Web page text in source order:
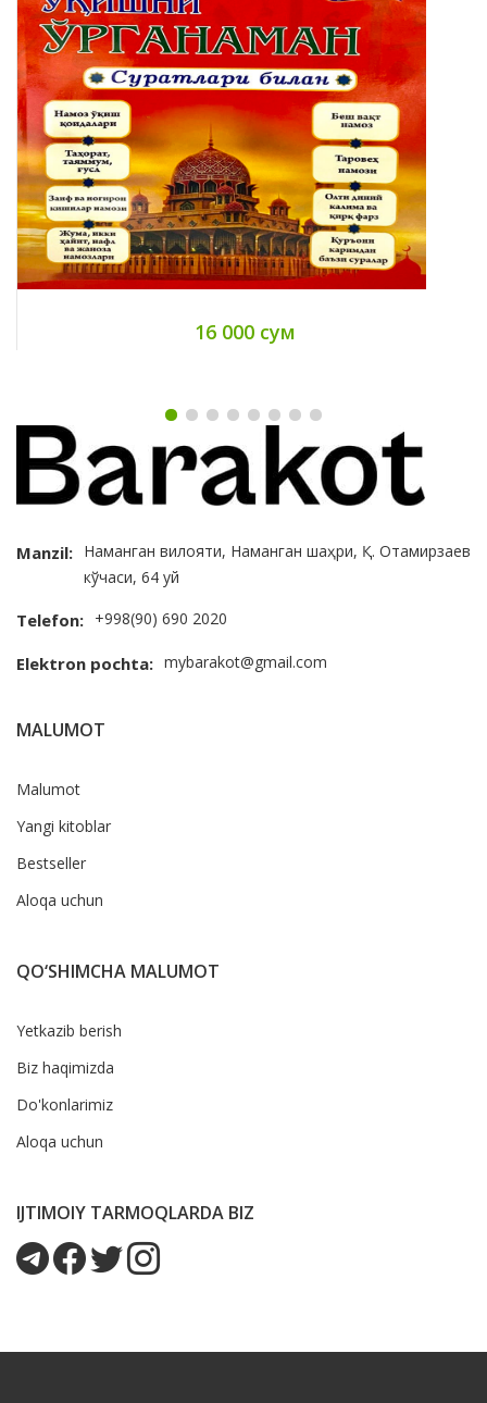
16 000 сум
Manzil: Наманган вилояти, Наманган шаҳри, Қ. Отамирзаев
кўчаси, 64 уй
Telefon: +998(90) 690 2020
Elektron pochta: mybarakot@gmail.com
MALUMOT
Malumot
Yangi kitoblar
Bestseller
Aloqa uchun
QO‘SHIMCHA MALUMOT
Yetkazib berish
Biz haqimizda
Do'konlarimiz
Aloqa uchun
IJTIMOIY TARMOQLARDA BIZ